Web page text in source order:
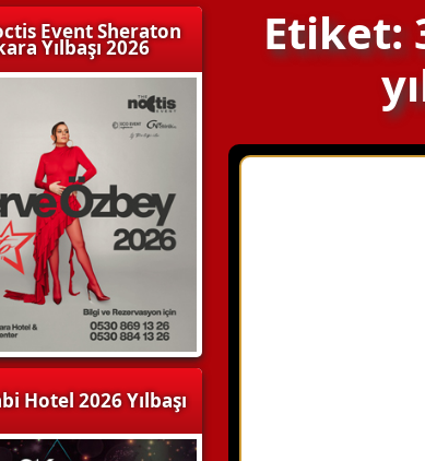
Event Sheraton
Yılbaşı 2026
Hotel 2026 Yılbaşı
Etiket: